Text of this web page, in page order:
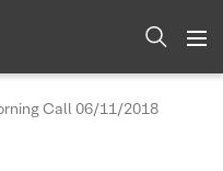
Call 06/11/2018